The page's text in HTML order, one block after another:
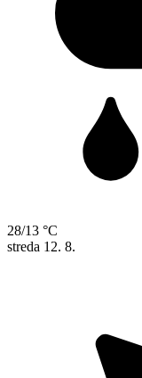
28/13 °C
streda 12. 8.